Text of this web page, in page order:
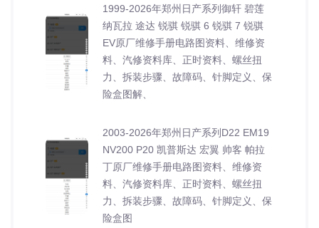
1999-2026年郑州日产系列御轩 碧莲
纳瓦拉 途达 锐骐 锐骐 6 锐骐 7 锐骐
EV原厂维修手册电路图资料、维修资
料、汽修资料库、正时资料、螺丝扭
力、拆装步骤、故障码、针脚定义、保
险盒图解、
2003-2026年郑州日产系列D22 EM19
NV200 P20 凯普斯达 宏翼 帅客 帕拉
丁原厂维修手册电路图资料、维修资
料、汽修资料库、正时资料、螺丝扭
力、拆装步骤、故障码、针脚定义、保
险盒图